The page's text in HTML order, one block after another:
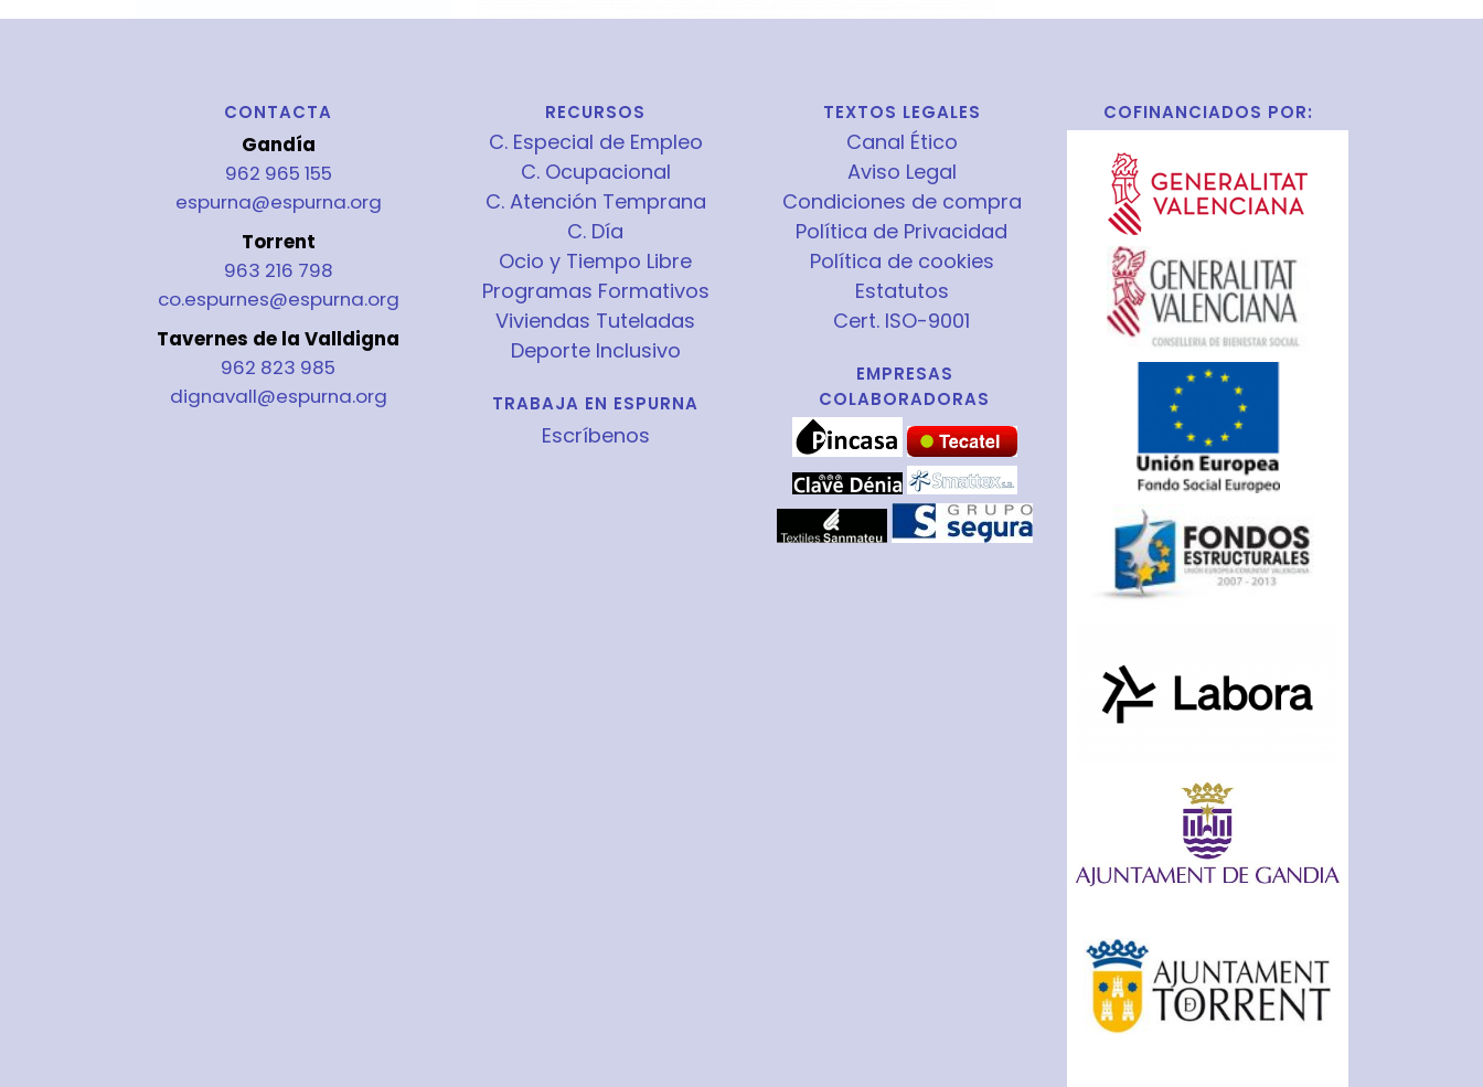
CONTACTA
Gandía
962 965 155
espurna@espurna.org
Torrent
963 216 798
co.espurnes@espurna.org
Tavernes de la Valldigna
962 823 985
dignavall@espurna.org
RECURSOS
C. Especial de Empleo
C. Ocupacional
C. Atención Temprana
C. Día
Ocio y Tiempo Libre
Programas Formativos
Viviendas Tuteladas
Deporte Inclusivo
TRABAJA EN ESPURNA
Escríbenos
TEXTOS LEGALES
Canal Ético
Aviso Legal
Condiciones de compra
Política de Privacidad
Política de cookies
Estatutos
Cert. ISO-9001
EMPRESAS
COLABORADORAS
COFINANCIADOS POR: